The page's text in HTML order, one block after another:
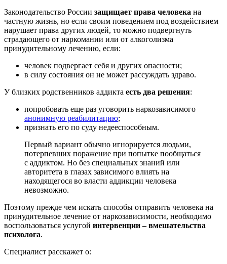
Законодательство России защищает права человека на
частную жизнь, но если своим поведением под воздействием
нарушает права других людей, то можно подвергнуть
страдающего от наркомании или от алкоголизма
принудительному лечению, если:
человек подвергает себя и других опасности;
в силу состояния он не может рассуждать здраво.
У близких родственников аддикта есть два решения:
попробовать еще раз уговорить наркозависимого
анонимную реабилитацию;
признать его по суду недееспособным.
Первый вариант обычно игнорируется людьми,
потерпевших поражение при попытке пообщаться
с аддиктом. Но без специальных знаний или
авторитета в глазах зависимого влиять на
находящегося во власти аддикции человека
невозможно.
Поэтому прежде чем искать способы отправить человека на
принудительное лечение от наркозависимости, необходимо
воспользоваться услугой интервенции – вмешательства
психолога.
Специалист расскажет о: